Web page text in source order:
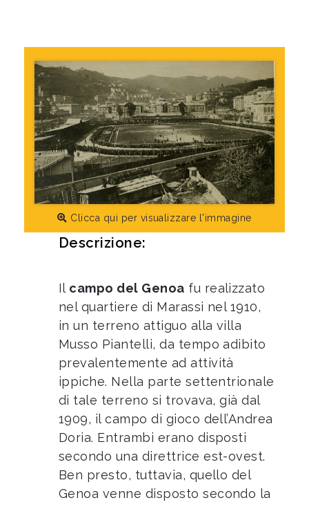
Clicca qui per visualizzare l'immagine
Descrizione:
Il campo del Genoa fu realizzato
nel quartiere di Marassi nel 1910,
in un terreno attiguo alla villa
Musso Piantelli, da tempo adibito
prevalentemente ad attività
ippiche. Nella parte settentrionale
di tale terreno si trovava, già dal
1909, il campo di gioco dell’Andrea
Doria. Entrambi erano disposti
secondo una direttrice est-ovest.
Ben presto, tuttavia, quello del
Genoa venne disposto secondo la